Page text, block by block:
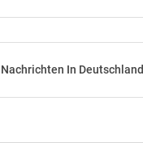
Nachrichten In Deutschland